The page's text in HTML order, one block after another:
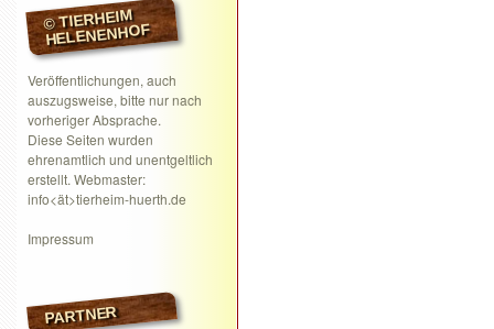
© TIERHEIM
HELENENHOF
Veröffentlichungen, auch
auszugsweise, bitte nur nach
vorheriger Absprache.
Diese Seiten wurden
ehrenamtlich und unentgeltlich
erstellt. Webmaster:
info<ät>tierheim-huerth.de
Impressum
PARTNER